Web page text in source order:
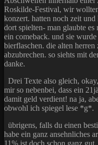
Roskilde-Festival, wir
konzert. hatten noch zeit
dort spielten- man glaubte
ein comeback. und sie
bierflaschen. die alten
abzubrechen. so siehts mit
danke.
Drei Texte also gleich,
mir so nebenbei, dass ein
damit geld verdient! na ja,
obwohl ich spiegel lese *g*.
übrigens, falls du einen
habe ein ganz ansehnliches